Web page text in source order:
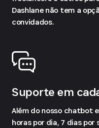
Dashlane não tem a
convidados.
Suporte em
Além do nosso chatbot
horas por dia, 7 dias por